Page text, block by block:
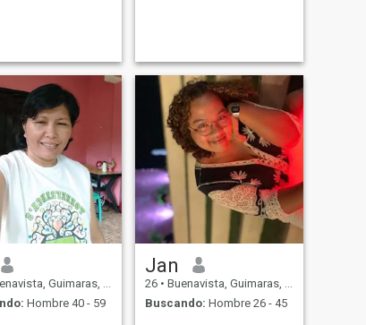
Guimaras, Filipinas
Hombre 40 - 59
Jan
26 • Buenavista, Guimaras, Filipinas
Buscando: Hombre 26 - 45